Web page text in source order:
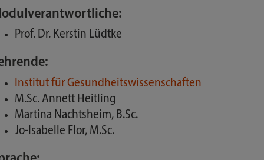
Prof. Dr. Kerstin Lüdtke
Institut für Gesundheitswissenschaften
M.Sc. Annett Heitling
Martina Nachtsheim, B.Sc.
Jo-Isabelle Flor, M.Sc.